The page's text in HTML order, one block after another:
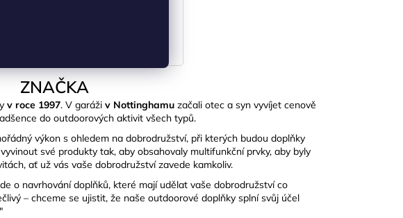
ZNAČKA
v roce 1997. V garáži v Nottinghamu začali otec a syn vyvíjet cenově
do outdoorových aktivit všech typů.
výkon s ohledem na dobrodružství, při kterých budou doplňky
své produkty tak, aby obsahovaly multifunkční prvky, aby byly
ať už vás vaše dobrodružství zavede kamkoliv.
o navrhování doplňků, které mají udělat vaše dobrodružství co
– chceme se ujistit, že naše outdoorové doplňky splní svůj účel